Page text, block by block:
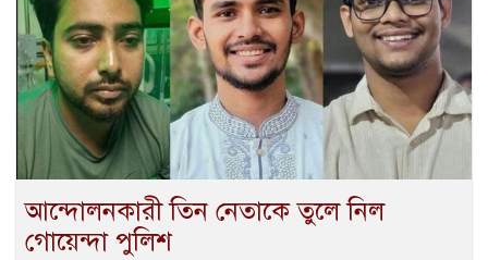
আন্দোলনকারী তিন নেতাকে তুলে নিল
গোয়েন্দা পুলিশ